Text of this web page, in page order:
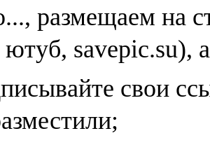
размещаем на
ютуб, savepic.su),
свои